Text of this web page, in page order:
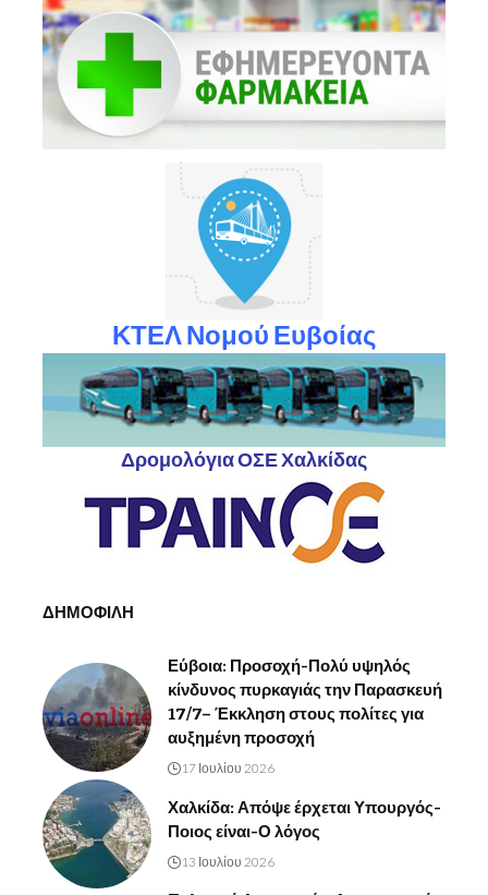
ΚΤΕΛ Νομού Ευβοίας
Δρομολόγια ΟΣΕ Χαλκίδας
ΔΗΜΟΦΙΛΗ
Εύβοια: Προσοχή-Πολύ υψηλός
κίνδυνος πυρκαγιάς την Παρασκευή
17/7– Έκκληση στους πολίτες για
αυξημένη προσοχή
17 Ιουλίου 2026
Χαλκίδα: Απόψε έρχεται Υπουργός-
Ποιος είναι-Ο λόγος
13 Ιουλίου 2026